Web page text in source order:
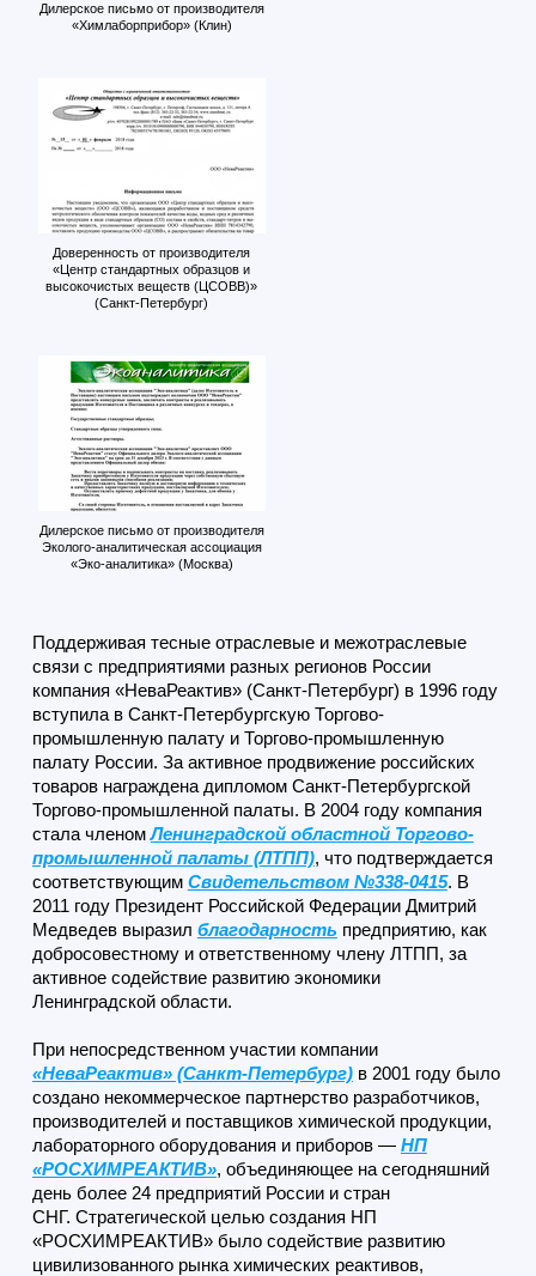
Дилерское письмо от производителя
«Химлаборприбор» (Клин)
Доверенность от производителя
«Центр стандартных образцов и
высокочистых веществ (ЦСОВВ)»
(Санкт-Петербург)
Дилерское письмо от производителя
Эколого-аналитическая ассоциация
«Эко-аналитика» (Москва)
Поддерживая тесные отраслевые и межотраслевые
связи с предприятиями разных регионов России
компания «НеваРеактив» (Санкт-Петербург) в 1996 году
вступила в Санкт-Петербургскую Торгово-
промышленную палату и Торгово-промышленную
палату России. За активное продвижение российских
товаров награждена дипломом Санкт-Петербургской
Торгово-промышленной палаты. В 2004 году компания
стала членомЛенинградской областной Торгово-
промышленной палаты (ЛТПП), что подтверждается
соответствующим Свидетельством №338-0415. В
2011 году Президент Российской Федерации Дмитрий
Медведев выразил благодарность предприятию, как
добросовестному и ответственному члену ЛТПП, за
активное содействие развитию экономики
Ленинградской области.
При непосредственном участии компании
«НеваРеактив» (Санкт-Петербург)в 2001 году было
создано некоммерческое партнерство разработчиков,
производителей и поставщиков химической продукции,
лабораторного оборудования и приборов — НП
«РОСХИМРЕАКТИВ», объединяющее на сегодняшний
день более 24 предприятий России и стран
СНГ. Стратегической целью создания НП
«РОСХИМРЕАКТИВ» было содействие развитию
цивилизованного рынка химических реактивов,